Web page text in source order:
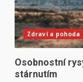
Zdraví a pohoda
Osobnostní
stárnutím